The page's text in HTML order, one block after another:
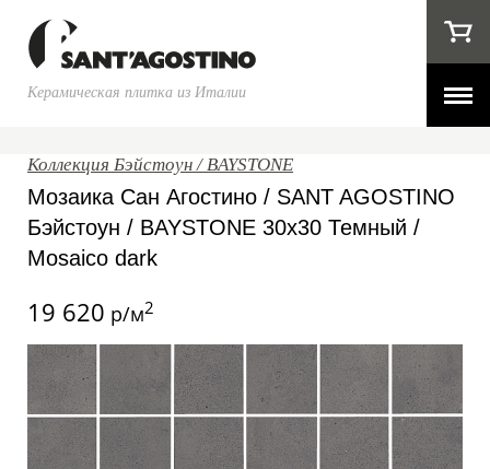
Керамическая плитка из Италии
Коллекция Бэйстоун / BAYSTONE
Мозаика Сан Агостино / SANT AGOSTINO
Бэйстоун / BAYSTONE 30x30 Темный /
Mosaico dark
19 620 р/м2